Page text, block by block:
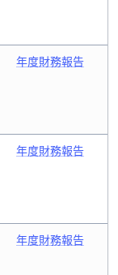
年度財務報告
年度財務報告
年度財務報告